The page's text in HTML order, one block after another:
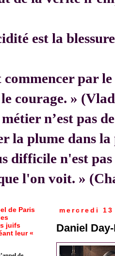
est la
par le
courage. »
n’est pas
la plume dans
difficile n'est
l'on voit. »
mercredi
Daniel
de Paris
juifs
leur «